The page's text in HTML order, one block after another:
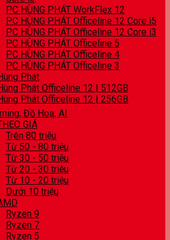
PC HÙNG PHÁT WorkFlex 12
PC HÙNG PHÁT Officeline 12 Core i5
PC HÙNG PHÁT Officeline 12 Core i3
PC HÙNG PHÁT Officeline 5
PC HÙNG PHÁT Officeline 4
PC HÙNG PHÁT Officeline 3
Phát
Phát Officeline 12 | 512GB
Phát Officeline 12 | 256GB
Đồ Hoạ, AI
GIÁ
Trên 80 triệu
Từ 50 - 80 triệu
Từ 30 - 50 triệu
Từ 20 - 30 triệu
Từ 10 - 20 triệu
Dưới 10 triệu
Ryzen 9
Ryzen 7
Ryzen 5